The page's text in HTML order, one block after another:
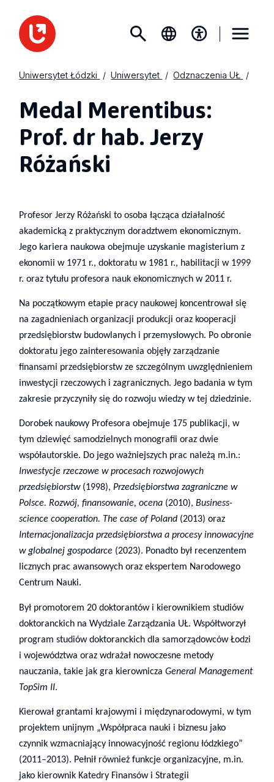
Uniwersytet Łódzki Uniwersytet Odznaczenia UŁ
Medal Merentibus:
Prof. dr hab. Jerzy
Różański
Profesor Jerzy Różański to osoba łącząca działalność
akademicką z praktycznym doradztwem ekonomicznym.
Jego kariera naukowa obejmuje uzyskanie magisterium z
ekonomii w 1971 r., doktoratu w 1981 r., habilitacji w 1999
r. oraz tytułu profesora nauk ekonomicznych w 2011 r.
Na początkowym etapie pracy naukowej koncentrował się
na zagadnieniach organizacji produkcji oraz kooperacji
przedsiębiorstw budowlanych i przemysłowych. Po obronie
doktoratu jego zainteresowania objęły zarządzanie
finansami przedsiębiorstw ze szczególnym uwzględnieniem
inwestycji rzeczowych i zagranicznych. Jego badania w tym
zakresie przyczyniły się do rozwoju wiedzy w tej dziedzinie.
Dorobek naukowy Profesora obejmuje 175 publikacji, w
tym dziewięć samodzielnych monografii oraz dwie
współautorskie. Do jego ważniejszych prac należą m.in.:
Inwestycje rzeczowe w procesach rozwojowych
przedsiębiorstw(1998),Przedsiębiorstwa zagraniczne w
Polsce. Rozwój, finansowanie, ocena (2010),Business-
science cooperation. The case of Poland (2013) oraz
Internacjonalizacja przedsiębiorstwa a procesy innowacyjne
w globalnej gospodarce (2023). Ponadto był recenzentem
licznych prac awansowych oraz ekspertem Narodowego
Centrum Nauki.
Był promotorem 20 doktorantów i kierownikiem studiów
doktoranckich na Wydziale Zarządzania UŁ. Współtworzył
program studiów doktoranckich dla samorządowców Łodzi
i województwa oraz wdrażał nowoczesne metody
nauczania, takie jak gra kierowniczaGeneral Management
TopSim II.
Kierował grantami krajowymi i międzynarodowymi, w tym
projektem unijnym „Współpraca nauki i biznesu jako
czynnik wzmacniający innowacyjność regionu łódzkiego”
(2011–2013). Pełnił również funkcje organizacyjne, m.in.
jako kierownik Katedry Finansów i Strategii